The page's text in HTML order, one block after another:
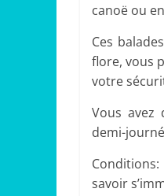
canoë ou
Ces
flore, vous
votre
Vous
demi-
savoir